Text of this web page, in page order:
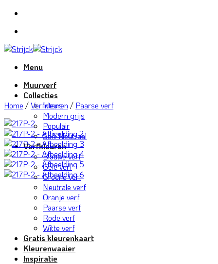
inhoud
Menu
Muurverf
Collecties
Intens
Modern grijs
Populair
Soft Neutraal
Verfkleuren
Blauwe verf
Gele verf
Groene verf
Neutrale verf
Oranje verf
Paarse verf
Rode verf
Witte verf
Gratis kleurenkaart
Kleurenwaaier
Inspiratie
Home /Verfkleuren / Paarse verf